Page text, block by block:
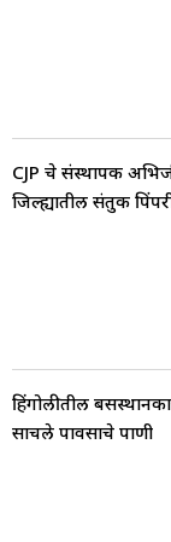
CJP चे संस्थापक
जिल्ह्यातील संतुक
हिंगोलीतील
साचले पावसाचे पाणी